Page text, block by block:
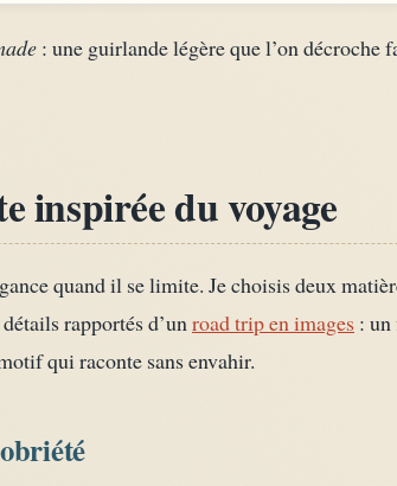
: une guirlande légère que l’on décroche
inspirée du voyage
quand il se limite. Je choisis deux
rapportés d’unroad trip en images :
qui raconte sans envahir.